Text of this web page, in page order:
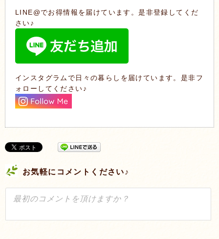
LINE@でお得情報を届けています。是非登録してくだ
さい♪
インスタグラムで日々の暮らしを届けています。是非フ
ォローしてください♪
お気軽にコメントください♪